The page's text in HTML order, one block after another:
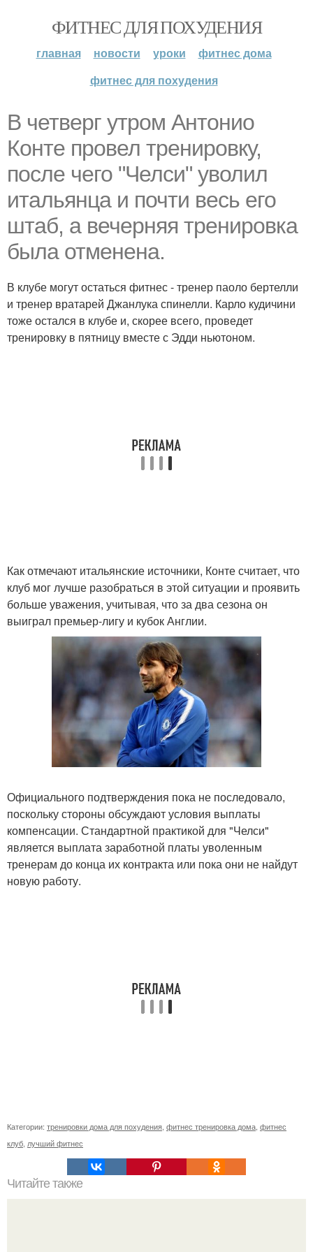
ФИТНЕС ДЛЯ ПОХУДЕНИЯ
главная новости уроки
фитнес дома
фитнес для похудения
В четверг утром Антонио
Конте провел тренировку,
после чего "Челси" уволил
итальянца и почти весь его
штаб, а вечерняя тренировка
была отменена.
В клубе могут остаться фитнес - тренер паоло бертелли
и тренер вратарей Джанлука спинелли. Карло кудичини
тоже остался в клубе и, скорее всего, проведет
тренировку в пятницу вместе с Эдди ньютоном.
Как отмечают итальянские источники, Конте считает, что
клуб мог лучше разобраться в этой ситуации и проявить
больше уважения, учитывая, что за два сезона он
выиграл премьер-лигу и кубок Англии.
Официального подтверждения пока не последовало,
поскольку стороны обсуждают условия выплаты
компенсации. Стандартной практикой для "Челси"
является выплата заработной платы уволенным
тренерам до конца их контракта или пока они не найдут
новую работу.
Категории: тренировки дома для похудения фитнес тренировка дома фитнес
клуб лучший фитнес
Читайте также